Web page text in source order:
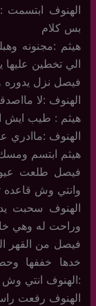
الهنوف ابتسمت
بس كلام
هيثم :مجنونه
الي تخطين عليها
فيصل نزل يدوره
الهنوف :لا
هيثم : طيب
الهنوف :ماادري
هيثم ابتسم
فيصل طلعت
وانتي وش قاعده
الهنوف سحبت
وراحت له وهي
فيصل من القهر
خدها خففها
:الهنوف انتي
الهنوف رفعت